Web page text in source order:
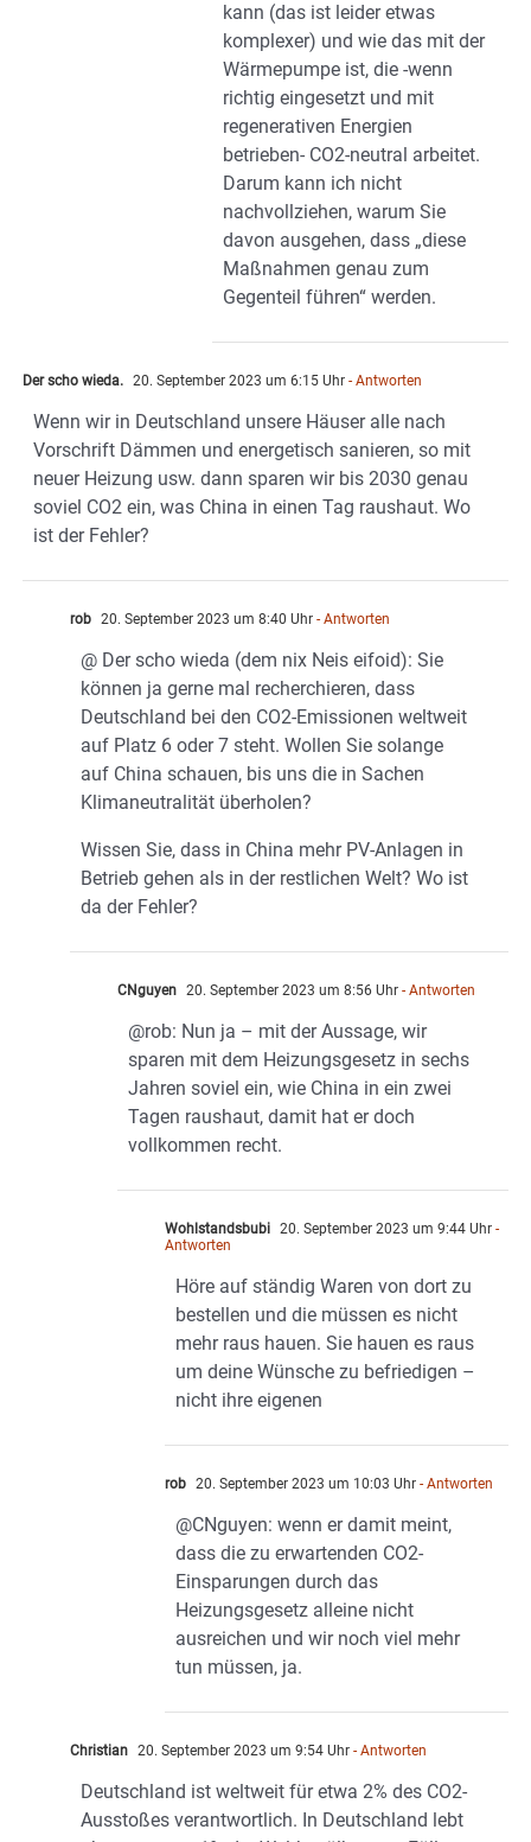
kann (das ist leider etwas
komplexer) und wie das mit der
Wärmepumpe ist, die -wenn
richtig eingesetzt und mit
regenerativen Energien
betrieben- CO2-neutral arbeitet.
Darum kann ich nicht
nachvollziehen, warum Sie
davon ausgehen, dass „diese
Maßnahmen genau zum
Gegenteil führen“ werden.
Der scho wieda. 20. September 2023 um 6:15 Uhr - Antworten
Wenn wir in Deutschland unsere Häuser alle nach
Vorschrift Dämmen und energetisch sanieren, so mit
neuer Heizung usw. dann sparen wir bis 2030 genau
soviel CO2 ein, was China in einen Tag raushaut. Wo
ist der Fehler?
rob 20. September 2023 um 8:40 Uhr - Antworten
@ Der scho wieda (dem nix Neis eifoid): Sie
können ja gerne mal recherchieren, dass
Deutschland bei den CO2-Emissionen weltweit
auf Platz 6 oder 7 steht. Wollen Sie solange
auf China schauen, bis uns die in Sachen
Klimaneutralität überholen?
Wissen Sie, dass in China mehr PV-Anlagen in
Betrieb gehen als in der restlichen Welt? Wo ist
da der Fehler?
CNguyen 20. September 2023 um 8:56 Uhr - Antworten
@rob: Nun ja – mit der Aussage, wir
sparen mit dem Heizungsgesetz in sechs
Jahren soviel ein, wie China in ein zwei
Tagen raushaut, damit hat er doch
vollkommen recht.
Wohlstandsbubi 20. September 2023 um 9:44 Uhr -
Antworten
Höre auf ständig Waren von dort zu
bestellen und die müssen es nicht
mehr raus hauen. Sie hauen es raus
um deine Wünsche zu befriedigen –
nicht ihre eigenen
rob 20. September 2023 um 10:03 Uhr - Antworten
@CNguyen: wenn er damit meint,
dass die zu erwartenden CO2-
Einsparungen durch das
Heizungsgesetz alleine nicht
ausreichen und wir noch viel mehr
tun müssen, ja.
Christian 20. September 2023 um 9:54 Uhr - Antworten
Deutschland ist weltweit für etwa 2% des CO2-
Ausstoßes verantwortlich. In Deutschland lebt